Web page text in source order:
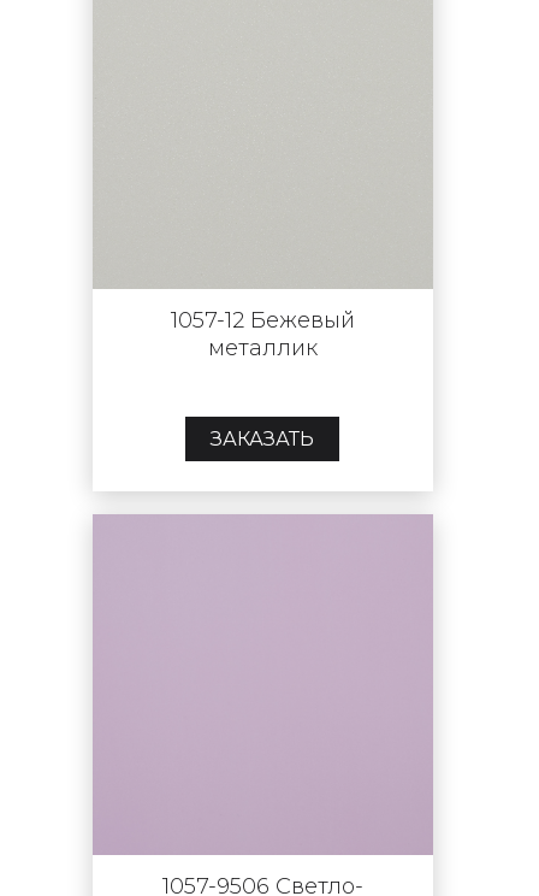
1057-12 Бежевый
металлик
ЗАКАЗАТЬ
1057-9506 Светло-